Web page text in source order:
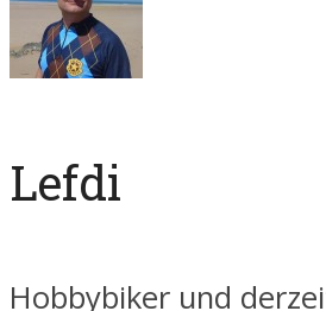
Lefdi
Hobbybiker und